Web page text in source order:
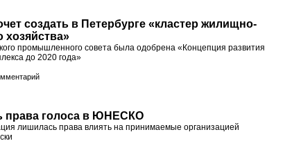
создать в Петербурге «кластер жилищно-
хозяйства»
промышленного совета была одобрена «Концепция развития
до 2020 года»
голоса в ЮНЕСКО
лишилась права влиять на принимаемые организацией